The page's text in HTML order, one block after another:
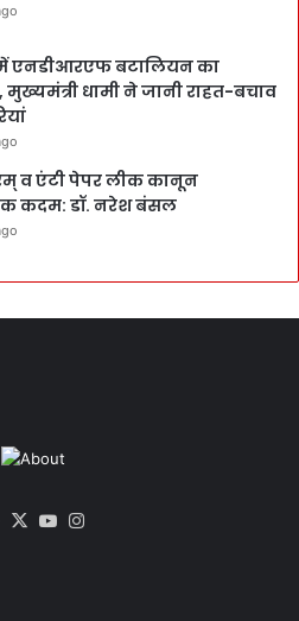
एनडीआरएफ बटालियन का
मुख्यमंत्री धामी ने जानी राहत-बचाव
व एंटी पेपर लीक कानून
कदम: डॉ. नरेश बंसल
Facebook
X YouTube